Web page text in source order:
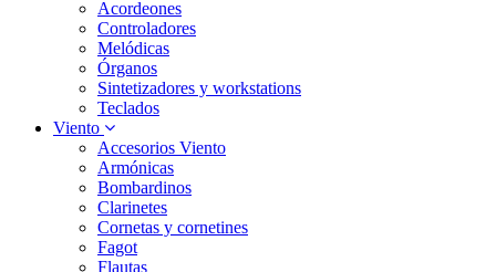
Acordeones
Controladores
Melódicas
Órganos
Sintetizadores y workstations
Teclados
Viento
Accesorios Viento
Armónicas
Bombardinos
Clarinetes
Cornetas y cornetines
Fagot
Flautas